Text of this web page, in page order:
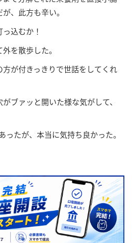
、此方も辛い。
込むか！
を散歩した。
が付きっきりで世話をしてくれ
ブァッと開いた様な気がして、
ったが、本当に気持ち良かった。